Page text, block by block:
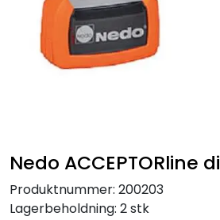
Nedo ACCEPTORline
Produktnummer: 200203
Lagerbeholdning: 2 stk